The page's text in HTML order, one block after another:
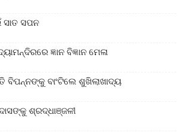
ସାତ ସପନ
ଜ୍ଞାନ ବିଜ୍ଞାନ ମେଳା
ବିପନ୍ନଙ୍କୁ ବାଂଟିଲେ ଶୁଖିଲାଖାଦ୍ୟ
ଶ୍ରଦ୍ଧାଞ୍ଜଳୀ